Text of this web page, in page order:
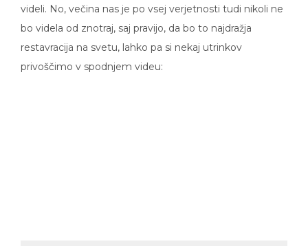
videli. No, večina nas je po vsej verjetnosti tudi nikoli ne
bo videla od znotraj, saj pravijo, da bo to najdražja
restavracija na svetu, lahko pa si nekaj utrinkov
privoščimo v spodnjem videu: